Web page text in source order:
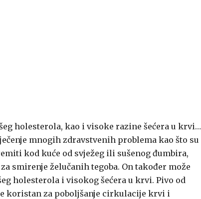
holesterola, kao i visoke razine šećera u krvi…
mnogih zdravstvenih problema kao što su
kod kuće od svježeg ili sušenog đumbira,
smirenje želučanih tegoba. On također može
holesterola i visokog šećera u krvi. Pivo od
koristan za poboljšanje cirkulacije krvi i